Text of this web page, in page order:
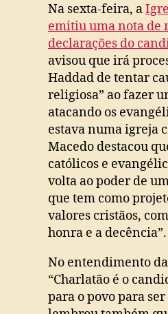
Na sexta-feira, a
emitiu uma nota de
declarações do
avisou que irá
Haddad de tentar
religiosa” ao fazer
atacando os
estava numa igreja
Macedo destacou
católicos e
volta ao poder de
que tem como
valores cristãos,
honra e a decência”.
No entendimento
“Charlatão é o
para o povo para